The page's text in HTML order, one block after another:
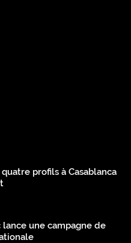
profils à Casablanca
lance une campagne de